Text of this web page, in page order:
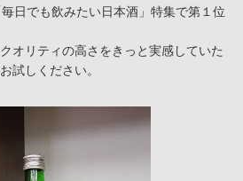
日でも飲みたい日本酒」特集で第１位
オリティの高さをきっと実感していた
試しください。